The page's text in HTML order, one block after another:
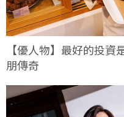
【優人物】最好的投
朋傳奇